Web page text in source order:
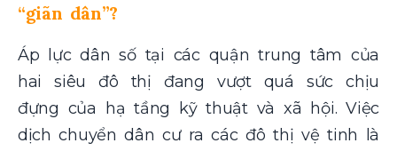
“giãn dân”?
Áp lực dân số tại các quận trung tâm của
hai siêu đô thị đang vượt quá sức chịu
đựng của hạ tầng kỹ thuật và xã hội. Việc
dịch chuyển dân cư ra các đô thị vệ tinh là